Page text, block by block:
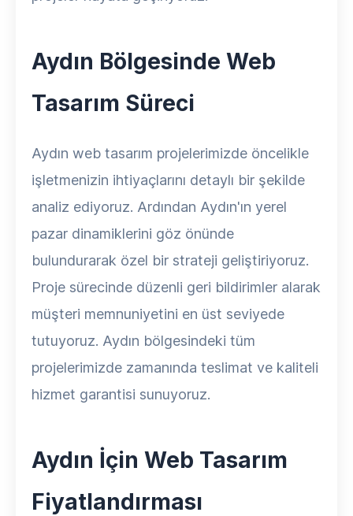
Aydın Bölgesinde Web
Tasarım Süreci
Aydın web tasarım projelerimizde öncelikle
işletmenizin ihtiyaçlarını detaylı bir şekilde
analiz ediyoruz. Ardından Aydın'ın yerel
pazar dinamiklerini göz önünde
bulundurarak özel bir strateji geliştiriyoruz.
Proje sürecinde düzenli geri bildirimler alarak
müşteri memnuniyetini en üst seviyede
tutuyoruz. Aydın bölgesindeki tüm
projelerimizde zamanında teslimat ve kaliteli
hizmet garantisi sunuyoruz.
Aydın İçin Web Tasarım
Fiyatlandırması